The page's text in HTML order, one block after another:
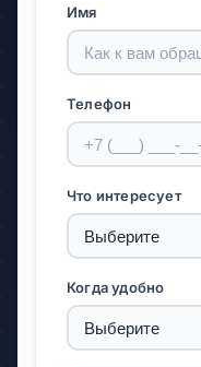
Имя
Телефон
Что интересует
Когда удобно